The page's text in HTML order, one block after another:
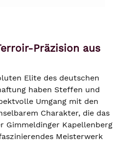
Präzision aus
Elite des deutschen
haben Steffen und
Umgang mit den
Charakter, die das
Gimmeldinger Kapellenberg
Meisterwerk